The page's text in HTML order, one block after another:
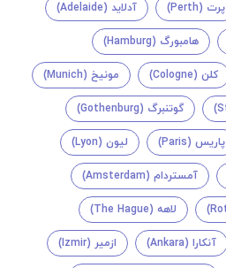
پرت (Perth) آدلاید (Adelaide)
هامبورگ (Hamburg)
کلن (Cologne) مونیخ (Munich)
گوتنبرگ (Gothenburg)
پاریس (Paris) لیون (Lyon)
آمستردام (Amsterdam)
لاهه (The Hague)
آنکارا (Ankara) ازمیر (Izmir)